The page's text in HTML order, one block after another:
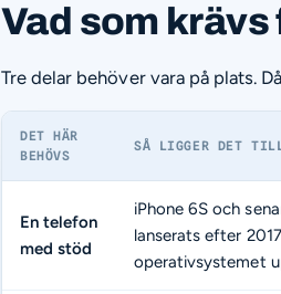
Vad som
Tre delar behöver vara på plats.
DET HÄR
BEHÖVS
SÅ LIGGER DET
En telefon
med stöd
iPhone 6S och
lanserats efter
operativsystemet